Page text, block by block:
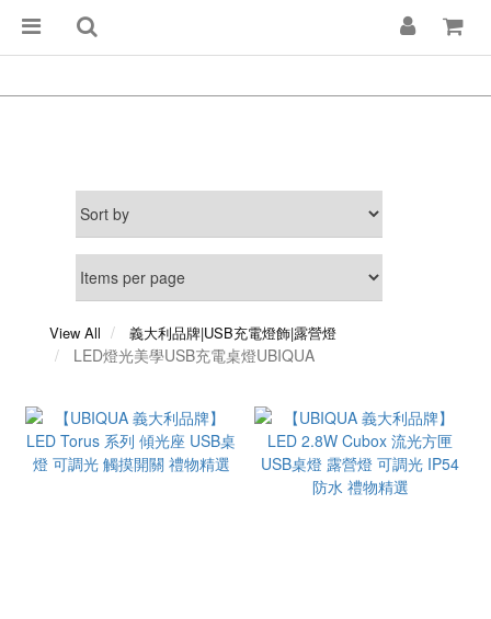
View All 義大利品牌|USB充電燈飾|露營燈
LED燈光美學USB充電桌燈UBIQUA